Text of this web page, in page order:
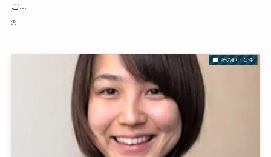
ご...
その他・女性